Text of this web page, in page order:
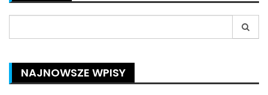
for:
NAJNOWSZE WPISY